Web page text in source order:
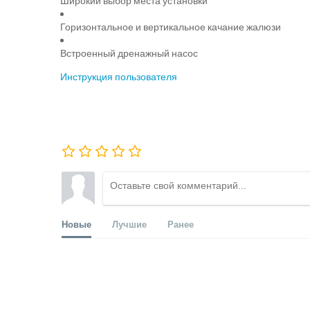
Горизонтальное и вертикальное качание жалюзи
Встроенный дренажный насос
Инструкция пользователя
Новые Лучшие Ранее